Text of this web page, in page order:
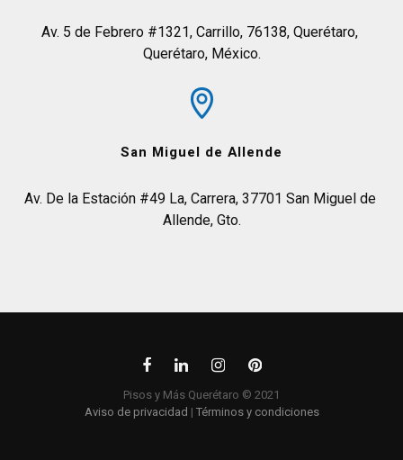
Av. 5 de Febrero #1321, Carrillo, 76138, Querétaro,
Querétaro, México.
San Miguel de Allende
Av. De la Estación #49 La, Carrera, 37701 San Miguel de
Allende, Gto.
Pisos y Más Querétaro © 2021
Aviso de privacidad | Términos y condiciones